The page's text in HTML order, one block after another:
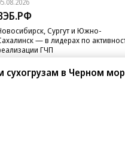
Сургут и Южно-
— в лидерах по
ГЧП
в Черном